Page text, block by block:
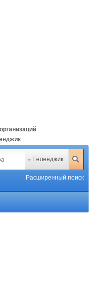
Геленджик
Расширенный поиск